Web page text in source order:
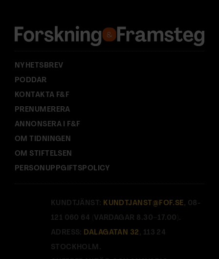
s
:
NYHETSBREV
PODDAR
KONTAKTA F&F
PRENUMERERA
ANNONSERA I F&F
OM TIDNINGEN
OM STIFTELSEN
PERSONUPPGIFTSPOLICY
KUNDTJÄNST: KUNDTJANST@FOF.SE , 08-
121 060 64 (VARDAGAR 8.30–17.00).
ADRESS: DALAGATAN 32 , 113 24
STOCKHOLM.